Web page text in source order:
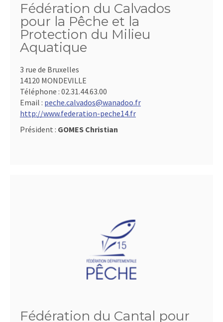
Fédération du Calvados
pour la Pêche et la
Protection du Milieu
Aquatique
3 rue de Bruxelles
14120 MONDEVILLE
Téléphone : 02.31.44.63.00
Email : peche.calvados@wanadoo.fr
http://www.federation-peche14.fr
Président : GOMES Christian
Fédération du Cantal pour